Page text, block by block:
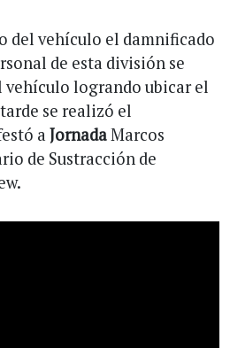
del vehículo el damnificado
de esta división se
vehículo logrando ubicar el
se realizó el
a JornadaMarcos
de Sustracción de